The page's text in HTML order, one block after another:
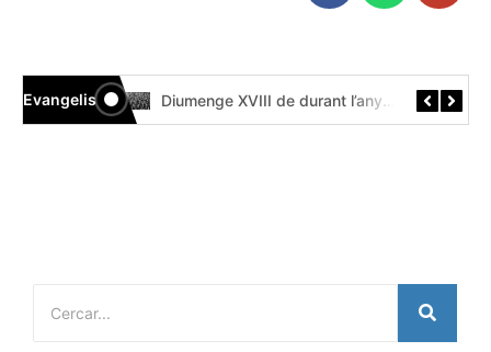
Evangelis Diumenge XIX de durant l’any // Mt 14,22-33 Còdex Beza Diumenge XVIII de durant l’any // Mt 14,13-21 Códice Beza